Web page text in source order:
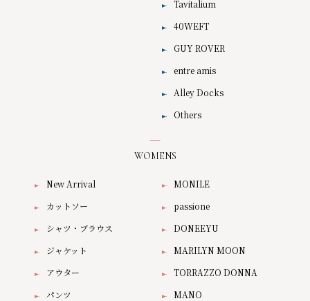
Tavitalium
40WEFT
GUY ROVER
entre amis
Alley Docks
Others
WOMENS
New Arrival
カットソー
シャツ・ブラウス
ジャケット
アウター
パンツ
MONILE
passione
DONEEYU
MARILYN MOON
TORRAZZO DONNA
MANO